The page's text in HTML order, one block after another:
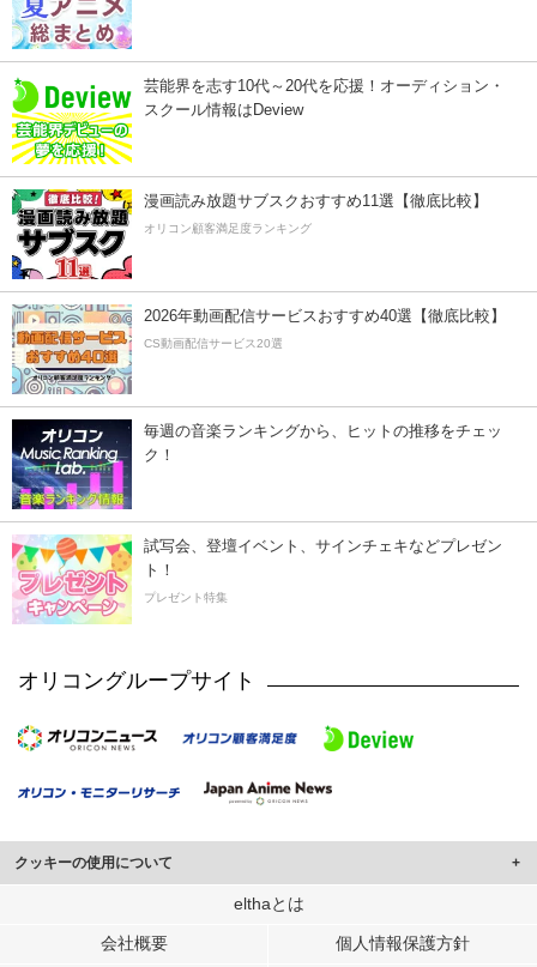
芸能界を志す10代～20代を応援！オーディション・
スクール情報はDeview
漫画読み放題サブスクおすすめ11選【徹底比較】
オリコン顧客満足度ランキング
2026年動画配信サービスおすすめ40選【徹底比較】
CS動画配信サービス20選
毎週の音楽ランキングから、ヒットの推移をチェッ
ク！
試写会、登壇イベント、サインチェキなどプレゼン
ト！
プレゼント特集
オリコングループサイト
クッキーの使用について
このサイトでは Cookie を使用して、ユーザーに合わせたコンテンツや広告の
行っています。
elthaとは
会社概要 個人情報保護方針